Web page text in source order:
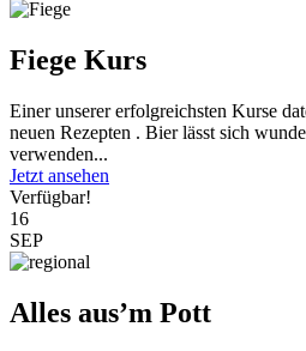
Fiege Kurs
Einer unserer erfolgreichsten Kurse
neuen Rezepten . Bier lässt sich
verwenden...
Jetzt ansehen
Verfügbar!
16
SEP
Alles aus’m Pott